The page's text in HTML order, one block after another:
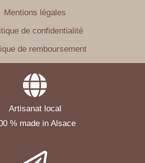
Mentions légales
de confidentialité
de remboursement
Artisanat local
% made in Alsace